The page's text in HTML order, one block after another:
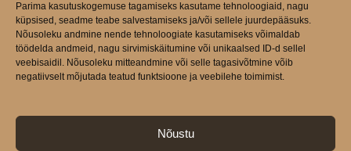
Parima kasutuskogemuse tagamiseks kasutame tehnoloogiaid, nagu
küpsised, seadme teabe salvestamiseks ja/või sellele juurdepääsuks.
Nõusoleku andmine nende tehnoloogiate kasutamiseks võimaldab
töödelda andmeid, nagu sirvimiskäitumine või unikaalsed ID-d sellel
veebisaidil. Nõusoleku mitteandmine või selle tagasivõtmine võib
negatiivselt mõjutada teatud funktsioone ja veebilehe toimimist.
Nõustu
K 9-14
R 9-19
L, P kokkuleppel